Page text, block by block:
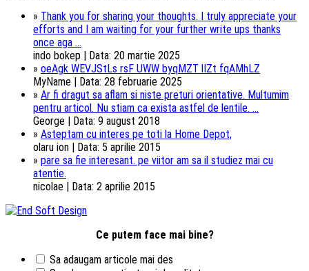
» Thank you for sharing your thoughts. I truly appreciate your
efforts and I am waiting for your further write ups thanks
once aga ...
indo bokep | Data: 20 martie 2025
» oeAgk WEVJStLs rsF UWW byqMZT lIZt fqAMhLZ
MyName | Data: 28 februarie 2025
» Ar fi dragut sa aflam si niste preturi orientative. Multumim
pentru articol. Nu stiam ca exista astfel de lentile. ...
George | Data: 9 august 2018
» Asteptam cu interes pe toti la Home Depot,
olaru ion | Data: 5 aprilie 2015
» pare sa fie interesant. pe viitor am sa il studiez mai cu
atentie.
nicolae | Data: 2 aprilie 2015
Ce putem face mai bine?
Sa adaugam articole mai des